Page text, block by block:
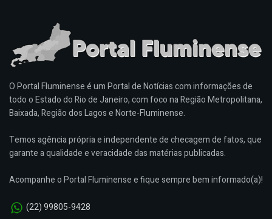
O Portal Fluminense é um Portal de Notícias com informações de
todo o Estado do Rio de Janeiro, com foco na Região Metropolitana,
Baixada, Região dos Lagos e Norte-Fluminense.
Temos agência própria e independente de checagem de fatos, que
garante a qualidade e veracidade das matérias publicadas.
Acompanhe o Portal Fluminense e fique sempre bem informado(a)!
(22) 99805-9428